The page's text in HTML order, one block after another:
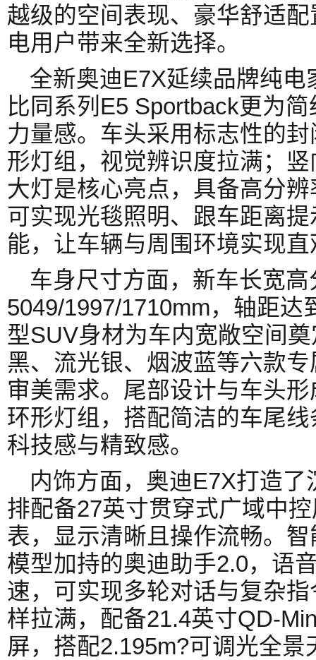
越级的空间表现、豪华舒适
电用户带来全新选择。
全新奥迪E7X延续品牌纯
比同系列E5 Sportback更为
力量感。车头采用标志性的
形灯组，视觉辨识度拉满；
大灯是核心亮点，具备高分
可实现光毯照明、跟车距离
能，让车辆与周围环境实现
车身尺寸方面，新车长宽高
5049/1997/1710mm，轴距达
型SUV身材为车内宽敞空间
黑、流光银、烟波蓝等六款
审美需求。尾部设计与车头
环形灯组，搭配简洁的车尾
科技感与精致感。
内饰方面，奥迪E7X打造
排配备27英寸贯穿式广域中
表，显示清晰且操作流畅。
模型加持的奥迪助手2.0，语
速，可实现多轮对话与复杂
样拉满，配备21.4英寸QD-
屏，搭配2.195m?可调光全